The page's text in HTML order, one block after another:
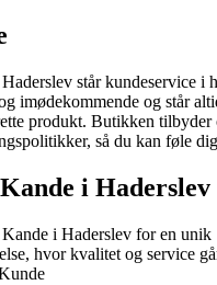
står kundeservice i
imødekommende og står
produkt. Butikken tilbyder
så du kan føle
i Haderslev
i Haderslev for en unik
hvor kvalitet og service